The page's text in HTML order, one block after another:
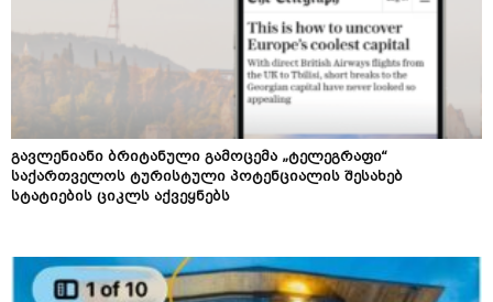
გავლენიანი ბრიტანული გამოცემა „ტელეგრაფი“
საქართველოს ტურისტული პოტენციალის შესახებ
სტატიების ციკლს აქვეყნებს